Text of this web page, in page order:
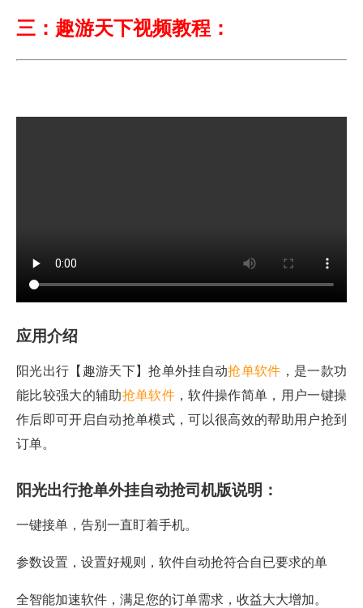
三：趣游天下视频教程：
应用介绍
阳光出行【趣游天下】抢单外挂自动抢单软件 ，是一款功
能比较强大的辅助抢单软件 ，软件操作简单，用户一键操
作后即可开启自动抢单模式，可以很高效的帮助用户抢到
订单。
阳光出行抢单外挂自动抢司机版说明：
一键接单，告别一直盯着手机。
参数设置，设置好规则，软件自动抢符合自已要求的单
全智能加速软件，满足您的订单需求，收益大大增加。